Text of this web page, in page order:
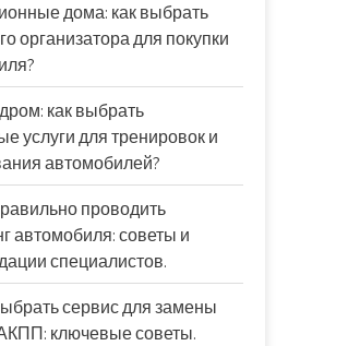
дома: как выбрать
организатора для покупки
как выбрать
услуги для тренировок и
автомобилей?
проводить
автомобиля: советы и
специалистов.
сервис для замены
ключевые советы.